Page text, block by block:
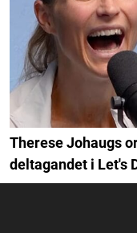
Therese Johaugs
deltagandet i Let's